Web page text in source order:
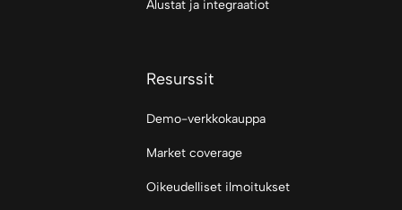
Alustat ja integraatiot
Resurssit
Demo-verkkokauppa
Market coverage
Oikeudelliset ilmoitukset